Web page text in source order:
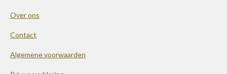
Over ons
Contact
Algemene voorwaarden